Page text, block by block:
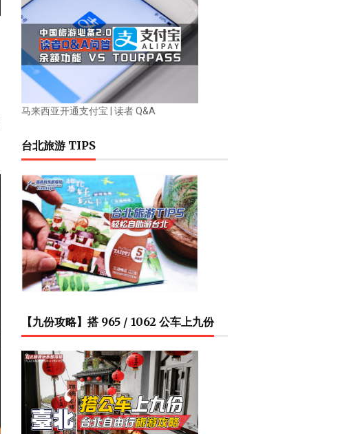
马来西亚开通支付宝 | 读者 Q&A
台北旅游 TIPS
【九份攻略】搭 965 / 1062 公车上九份